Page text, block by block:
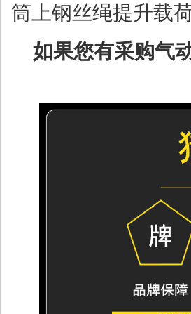
筒上钢丝绳提升载荷
如果您有采购气